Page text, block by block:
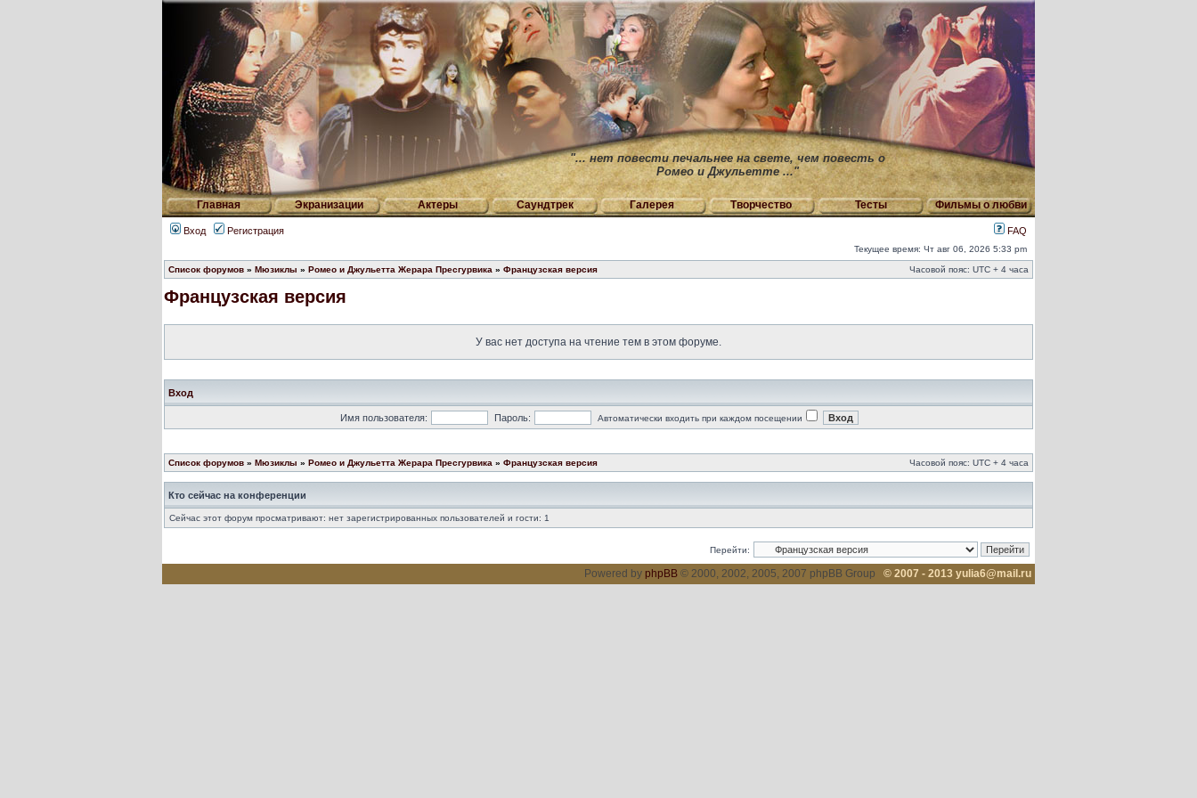
"... нет повести печальнее на свете, чем повесть о
Ромео и Джульетте ..."
Главная Экранизации Актеры Саундтрек Галерея Творчество Тесты Фильмы о любви
Вход Регистрация FAQ
Текущее время: Чт авг 06, 2026 5:33 pm
Список форумов » Мюзиклы » Ромео и Джульетта Жерара Пресгурвика » Французская версия Часовой пояс: UTC + 4 часа
Французская версия
У вас нет доступа на чтение тем в этом форуме.
Вход
Имя пользователя: Пароль: Автоматически входить при каждом посещении
Список форумов » Мюзиклы » Ромео и Джульетта Жерара Пресгурвика » Французская версия Часовой пояс: UTC + 4 часа
Кто сейчас на конференции
Сейчас этот форум просматривают: нет зарегистрированных пользователей и гости: 1
Перейти:
Powered by phpBB © 2000, 2002, 2005, 2007 phpBB Group © 2007 - 2013 yulia6@mail.ru